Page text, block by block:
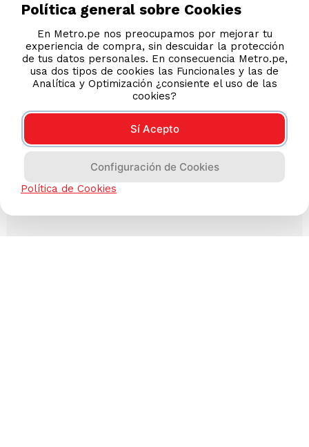
Política general sobre Cookies
En Metro.pe nos preocupamos por mejorar tu
experiencia de compra, sin descuidar la protección
de tus datos personales. En consecuencia Metro.pe,
usa dos tipos de cookies las Funcionales y las de
Analítica y Optimización ¿consiente el uso de las
cookies?
Sí Acepto
Configuración de Cookies
Política de Cookies